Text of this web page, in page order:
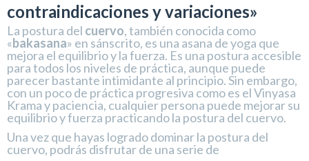
contraindicaciones y variaciones»
La postura del cuervo, también conocida como
«bakasana» en sánscrito, es una asana de yoga que
mejora el equilibrio y la fuerza. Es una postura accesible
para todos los niveles de práctica, aunque puede
parecer bastante intimidante al principio. Sin embargo,
con un poco de práctica progresiva como es el Vinyasa
Krama y paciencia, cualquier persona puede mejorar su
equilibrio y fuerza practicando la postura del cuervo.
Una vez que hayas logrado dominar la postura del
cuervo, podrás disfrutar de una serie de